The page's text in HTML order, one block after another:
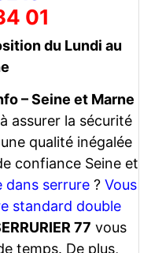
01
du Lundi au
– Seine et Marne
assurer la sécurité
qualité inégalée
confiance Seine et
dans serrure ? Vous
standard double
77 vous
temps. De plus,